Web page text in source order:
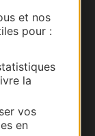
et nos
pour :
la
vos
en